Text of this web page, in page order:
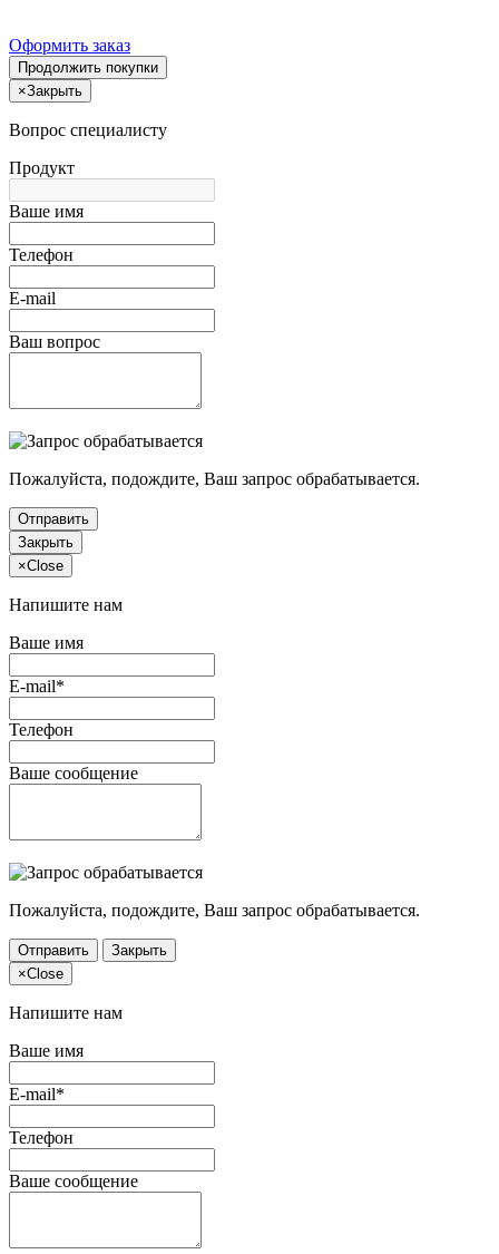
Оформить заказ
Продолжить покупки
×Закрыть
Вопрос специалисту
Продукт
Ваше имя
Телефон
E-mail
Ваш вопрос
Пожалуйста, подождите, Ваш запрос обрабатывается.
Отправить
Закрыть
×Close
Напишите нам
Ваше имя
E-mail*
Телефон
Ваше сообщение
Пожалуйста, подождите, Ваш запрос обрабатывается.
Отправить
Закрыть
×Close
Напишите нам
Ваше имя
E-mail*
Телефон
Ваше сообщение